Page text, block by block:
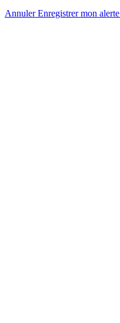
AnnulerEnregistrer mon alerte